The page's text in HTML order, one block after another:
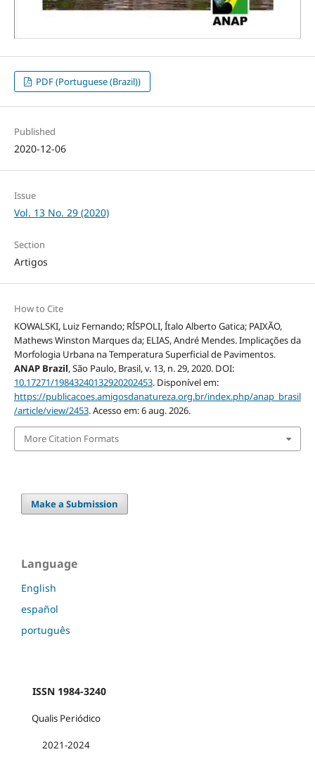
PDF (Portuguese (Brazil))
Published
2020-12-06
Issue
Vol. 13 No. 29 (2020)
Section
Artigos
How to Cite
KOWALSKI, Luiz Fernando; RÍSPOLI, Ítalo Alberto Gatica; PAIXÃO,
Mathews Winston Marques da; ELIAS, André Mendes. Implicações da
Morfologia Urbana na Temperatura Superficial de Pavimentos.
ANAP Brazil, São Paulo, Brasil, v. 13, n. 29, 2020. DOI:
10.17271/19843240132920202453. Disponível em:
https://publicacoes.amigosdanatureza.org.br/index.php/anap_brasil
/article/view/2453. Acesso em: 6 aug. 2026.
More Citation Formats
Make a Submission
Language
English
español
português
ISSN 1984-3240
Qualis Periódico
2021-2024